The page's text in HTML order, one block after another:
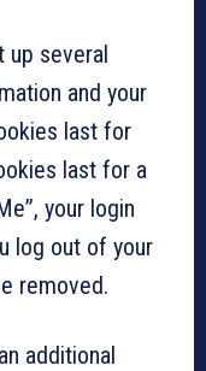
up several
and your
last for
last for a
your login
log out of your
removed.
additional